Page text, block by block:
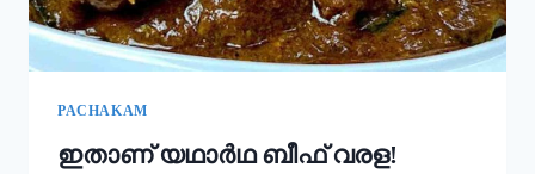
പുട്ട്!
|
SPECIAL
PACHAKAM
ഇതാണ് യഥാർഥ ബീഫ് വരള!